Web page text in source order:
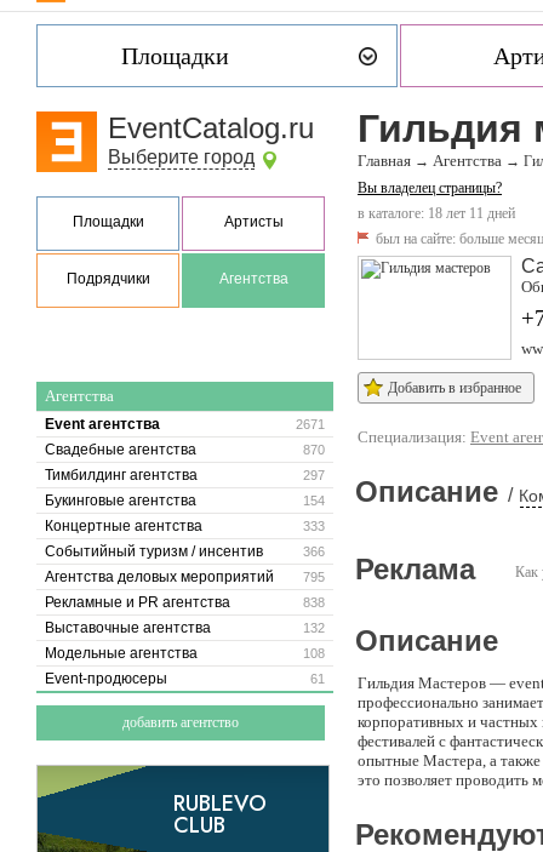
Площадки
EventCatalog.ru
Выберите город
Площадки Артисты
Подрядчики Агентства
Агентства
2671
Event агентства
870
Свадебные агентства
297
Тимбилдинг агентства
154
Букинговые агентства
333
Концертные агентства
366
Событийный туризм / инсентив
795
Агентства деловых мероприятий
838
Рекламные и PR агентства
132
Выставочные агентства
108
Модельные агентства
61
Event-продюсеры
добавить агентство
Гильдия
Главная → Агентства →
Вы владелец страницы?
в каталоге: 18 лет 11 дней
был на сайте: больше
Добавить в избранное
Специализация: Event
Описание /
Как
Реклама
Описание
Гильдия Мастеров —
профессионально
корпоративных и частных
фестивалей с
опытные Мастера, а также
это позволяет проводить